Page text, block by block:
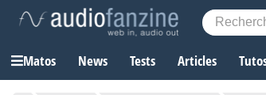
Matos News Tests Articles